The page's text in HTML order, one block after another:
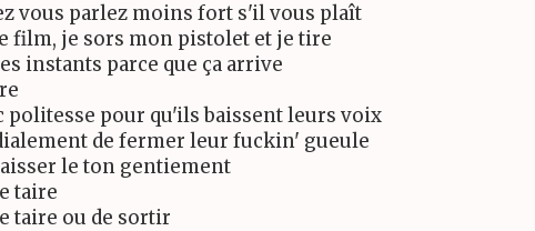
vous parlez moins fort s'il vous plaît
film, je sors mon pistolet et je tire
instants parce que ça arrive
politesse pour qu'ils baissent leurs voix
de fermer leur fuckin' gueule
le ton gentiement
taire
taire ou de sortir